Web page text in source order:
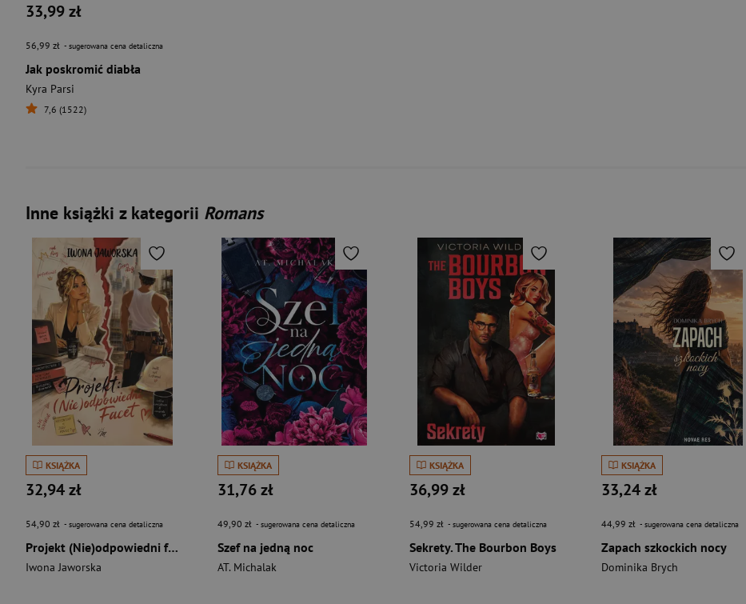
33,99 zł
56,99 zł - sugerowana cena detaliczna
Jak poskromić diabła
Kyra Parsi
7,6 (1522)
Inne książki z kategorii Romans
KSIĄŻKA
32,94 zł
54,90 zł - sugerowana cena detaliczna
Projekt (Nie)odpowiedni facet
Iwona Jaworska
KSIĄŻKA
31,76 zł
49,90 zł - sugerowana cena detaliczna
Szef na jedną noc
AT. Michalak
KSIĄŻKA
36,99 zł
54,99 zł - sugerowana cena detaliczna
Sekrety. The Bourbon Boys
Victoria Wilder
KSIĄŻKA
33,24 zł
44,99 zł - sugerowana cena detaliczna
Zapach szkockich nocy
Dominika Brych